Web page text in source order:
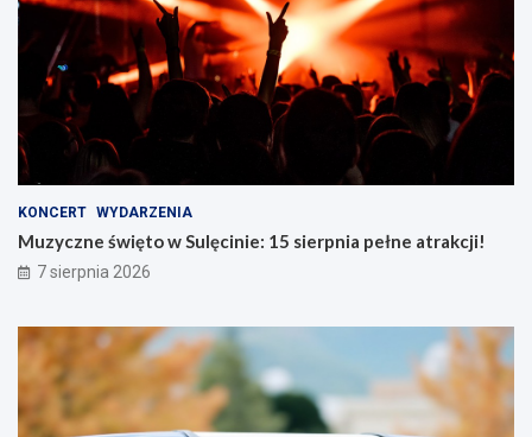
KONCERT WYDARZENIA
Muzyczne święto w Sulęcinie: 15 sierpnia pełne atrakcji!
7 sierpnia 2026